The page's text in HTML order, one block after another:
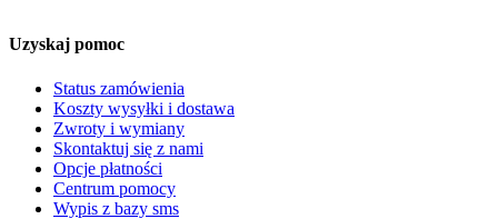
Uzyskaj pomoc
Status zamówienia
Koszty wysyłki i dostawa
Zwroty i wymiany
Skontaktuj się z nami
Opcje płatności
Centrum pomocy
Wypis z bazy sms